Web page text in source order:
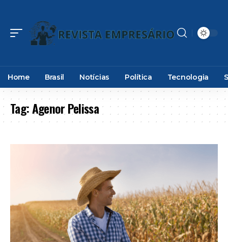
Home Brasil Notícias Política Tecnologia
Tag:Agenor Pelissa